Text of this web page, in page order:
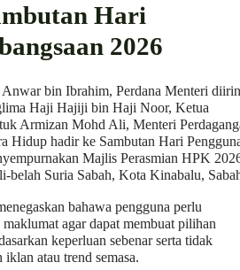
Hari
2026
bin Ibrahim, Perdana Menteri
Haji Hajiji bin Haji Noor, Ketua
Armizan Mohd Ali, Menteri
Hidup hadir ke Sambutan Hari
Majlis Perasmian HPK
belah Suria Sabah, Kota Kinabalu,
bahawa pengguna perlu
agar dapat membuat pilihan
keperluan sebenar serta tidak
atau trend semasa.